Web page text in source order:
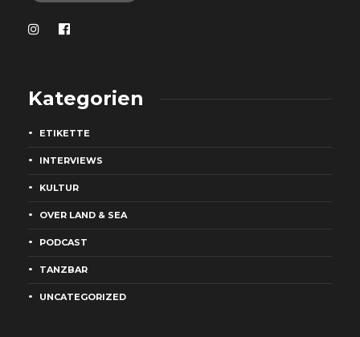
Kategorien
ETIKETTE
INTERVIEWS
KULTUR
OVER LAND & SEA
PODCAST
TANZBAR
UNCATEGORIZED